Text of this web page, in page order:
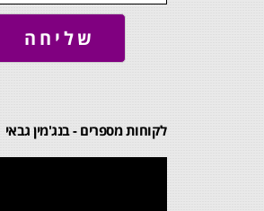
שליחה
לקוחות מספרים - בנג'מין גבאי